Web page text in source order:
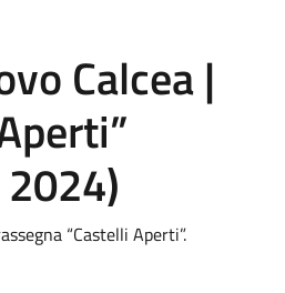
Calcea |
“Castelli Aperti”.